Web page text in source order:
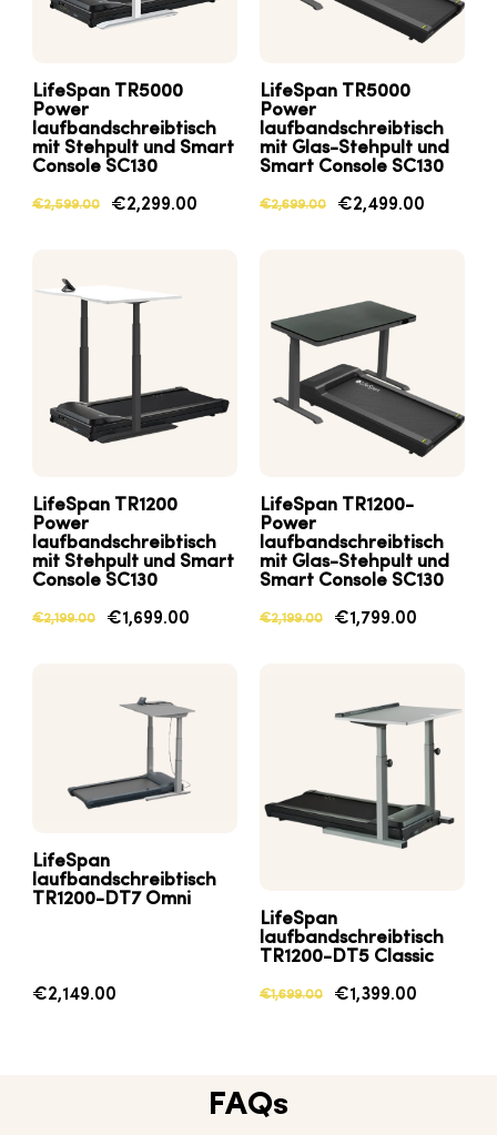
LifeSpan TR5000
Power
laufbandschreibtisch
mit Stehpult und Smart
Console SC130
€2,599.00 €2,299.00
LifeSpan TR5000
Power
laufbandschreibtisch
mit Glas-Stehpult und
Smart Console SC130
€2,699.00 €2,499.00
LifeSpan TR1200
Power
laufbandschreibtisch
mit Stehpult und Smart
Console SC130
€2,199.00 €1,699.00
LifeSpan TR1200-
Power
laufbandschreibtisch
mit Glas-Stehpult und
Smart Console SC130
€2,199.00 €1,799.00
LifeSpan
laufbandschreibtisch
TR1200-DT7 Omni
€2,149.00
LifeSpan
laufbandschreibtisch
TR1200-DT5 Classic
€1,699.00 €1,399.00
FAQs